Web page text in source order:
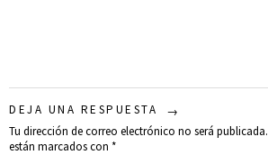
DEJA UNA RESPUESTA
Tu dirección de correo electrónico no será publicada.
están marcados con *